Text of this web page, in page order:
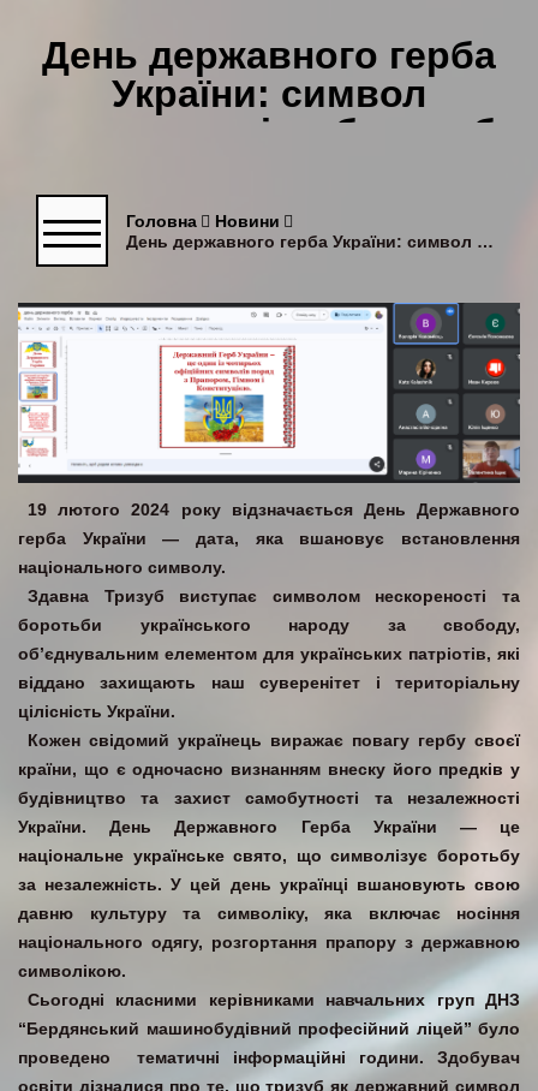
День державного герба
України: символ
нескореності та боротьби
Головна
Новини
День державного герба України: символ нескореності та боротьби за свободу
19 лютого 2024 року відзначається День Державного
герба України — дата, яка вшановує встановлення
національного символу.
Здавна Тризуб виступає символом нескореності та
боротьби українського народу за свободу,
об’єднувальним елементом для українських патріотів, які
віддано захищають наш суверенітет і територіальну
цілісність України.
Кожен свідомий українець виражає повагу гербу своєї
країни, що є одночасно визнанням внеску його предків у
будівництво та захист самобутності та незалежності
України. День Державного Герба України — це
національне українське свято, що символізує боротьбу
за незалежність. У цей день українці вшановують свою
давню культуру та символіку, яка включає носіння
національного одягу, розгортання прапору з державною
символікою.
Сьогодні класними керівниками навчальних груп ДНЗ
“Бердянський машинобудівний професійний ліцей” було
проведено тематичні інформаційні години. Здобувач
освіти дізналися про те, що тризуб як державний символ